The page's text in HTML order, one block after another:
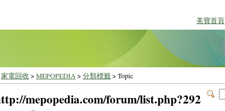
美寶首頁
家電回收 > MEPOPEDIA> 分類標籤> Topic
mepopedia.com/forum/list.php?292